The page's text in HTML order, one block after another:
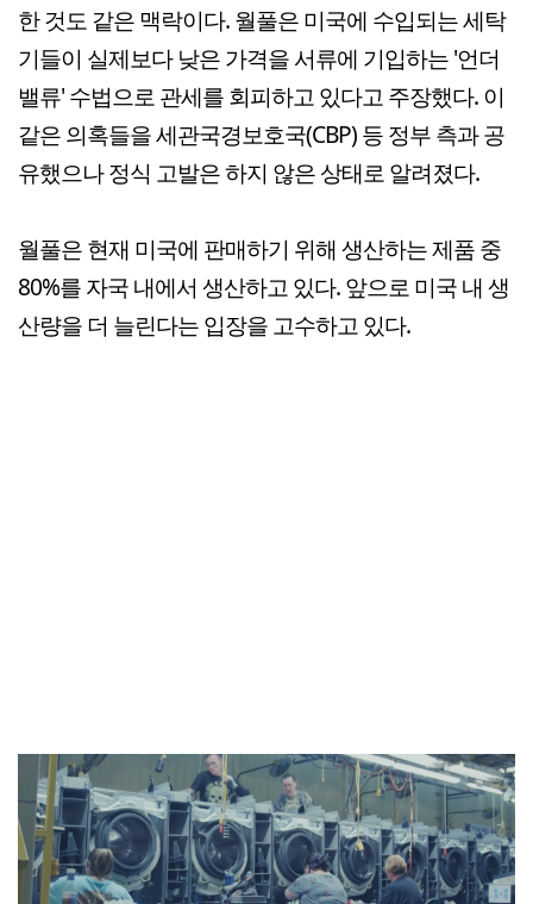
한 것도 같은 맥락이다. 월풀은 미국에 수입되는 세탁
기들이 실제보다 낮은 가격을 서류에 기입하는 '언더
밸류' 수법으로 관세를 회피하고 있다고 주장했다. 이
같은 의혹들을 세관국경보호국(CBP) 등 정부 측과 공
유했으나 정식 고발은 하지 않은 상태로 알려졌다.
월풀은 현재 미국에 판매하기 위해 생산하는 제품 중
80%를 자국 내에서 생산하고 있다. 앞으로 미국 내 생
산량을 더 늘린다는 입장을 고수하고 있다.